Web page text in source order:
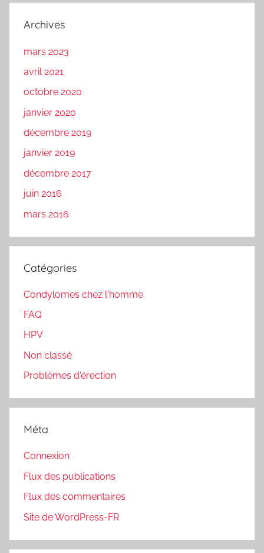
Archives
mars 2023
avril 2021
octobre 2020
janvier 2020
décembre 2019
janvier 2019
décembre 2017
juin 2016
mars 2016
Catégories
Condylomes chez l'homme
FAQ
HPV
Non classé
Problèmes d'érection
Méta
Connexion
Flux des publications
Flux des commentaires
Site de WordPress-FR